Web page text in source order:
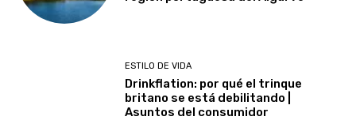
ESTILO DE VIDA
Drinkflation: por qué el trinque
britano se está debilitando |
Asuntos del consumidor